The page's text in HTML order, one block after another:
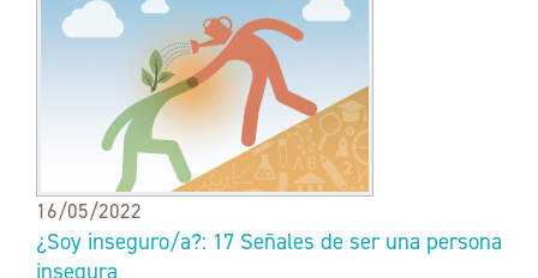
16/05/2022
¿Soy inseguro/a?: 17 Señales de ser una persona
insegura